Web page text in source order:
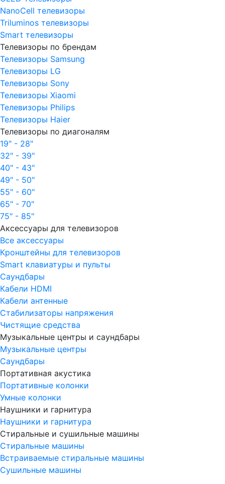
NanoCell телевизоры
Triluminos телевизоры
Smart телевизоры
Телевизоры по брендам
Телевизоры Samsung
Телевизоры LG
Телевизоры Sony
Телевизоры Xiaomi
Телевизоры Philips
Телевизоры Haier
Телевизоры по диагоналям
19" - 28"
32" - 39"
40" - 43"
49" - 50"
55" - 60"
65" - 70"
75" - 85"
Аксессуары для телевизоров
Все аксессуары
Кронштейны для телевизоров
Smart клавиатуры и пульты
Саундбары
Кабели HDMI
Кабели антенные
Стабилизаторы напряжения
Чистящие средства
Музыкальные центры и саундбары
Музыкальные центры
Саундбары
Портативная акустика
Портативные колонки
Умные колонки
Наушники и гарнитура
Наушники и гарнитура
Стиральные и сушильные машины
Стиральные машины
Встраиваемые стиральные машины
Сушильные машины